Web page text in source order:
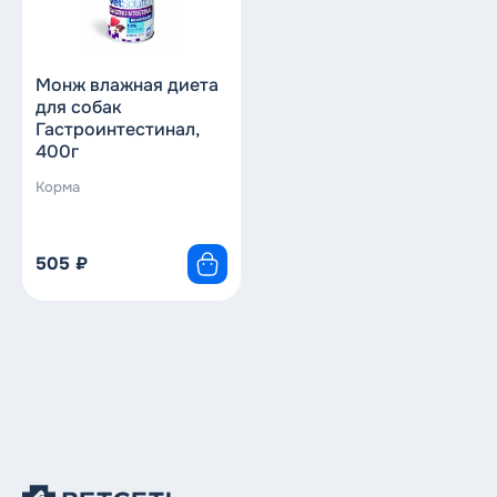
по новизне
Монж влажная диета
для собак
Гастроинтестинал,
400г
Корма
505 ₽